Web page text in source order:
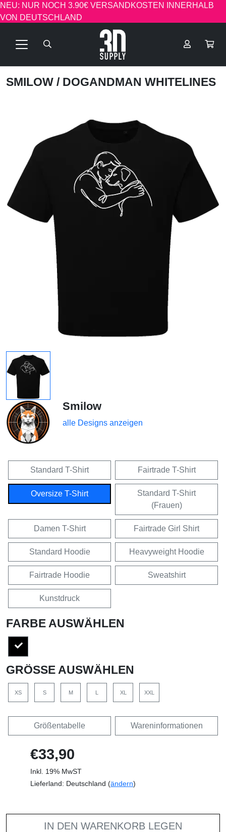
NEU: NUR NOCH 3.90€ VERSANDKOSTEN INNERHALB
VON DEUTSCHLAND
SMILOW / DOGANDMAN WHITELINES
Smilow
alle Designs anzeigen
Standard T-Shirt Fairtrade T-Shirt
Oversize T-Shirt
Standard T-Shirt
(Frauen)
Damen T-Shirt Fairtrade Girl Shirt
Standard Hoodie Heavyweight Hoodie
Fairtrade Hoodie Sweatshirt
Kunstdruck
FARBE AUSWÄHLEN
GRÖSSE AUSWÄHLEN
XS S M L XL XXL
Größentabelle Wareninformationen
€33,90
Inkl. 19% MwST
Lieferland: Deutschland (ändern)
IN DEN WARENKORB LEGEN